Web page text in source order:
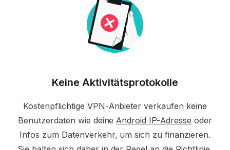
Keine Aktivitätsprotokolle
Kostenpflichtige VPN-Anbieter verkaufen keine
Benutzerdaten wie deineAndroid IP-Adresse oder
Infos zum Datenverkehr, um sich zu finanzieren.